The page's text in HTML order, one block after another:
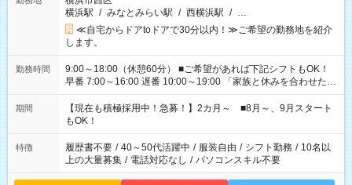
横浜駅 / みなとみらい駅 / 西横浜駅 / …
≪自宅からドアtoドアで30分以内！≫ご希望の勤務地を紹介
します。
勤務時間
9:00～18:00（休憩60分） ■ご希望があれば下記シフトもOK！
早番 7:00～16:00 遅番 10:00～19:00 「家族と休みを合わせた
い」 「余裕を持って夕飯の準備がしたい」 「できれば残業はし
たくない」 など、ご希望を教えてくださいね。 ※Wワーク希望
の方へ 今ご覧のお仕事で希望する勤務時間と、もう1つのお仕事
の勤務時間。 合計で週40時間を超える場合は応募できません。
期間
【現在も積極採用中！急募！】2カ月～ ■8月～、9月スタート
もOK！
特徴 履歴書不要 / 40～50代活躍中 / 服装自由 / シフト勤務 / 10名以
上の大量募集 / 電話対応なし / パソコンスキル不要